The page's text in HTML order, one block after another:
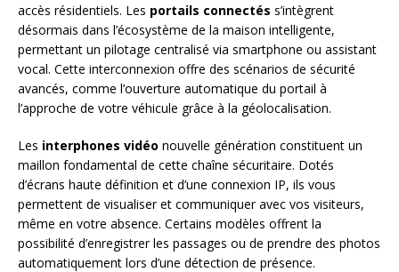
accès résidentiels. Les portails connectés s’intègrent
désormais dans l’écosystème de la maison intelligente,
permettant un pilotage centralisé via smartphone ou assistant
vocal. Cette interconnexion offre des scénarios de sécurité
avancés, comme l’ouverture automatique du portail à
l’approche de votre véhicule grâce à la géolocalisation.
Les interphones vidéo nouvelle génération constituent un
maillon fondamental de cette chaîne sécuritaire. Dotés
d’écrans haute définition et d’une connexion IP, ils vous
permettent de visualiser et communiquer avec vos visiteurs,
même en votre absence. Certains modèles offrent la
possibilité d’enregistrer les passages ou de prendre des photos
automatiquement lors d’une détection de présence.